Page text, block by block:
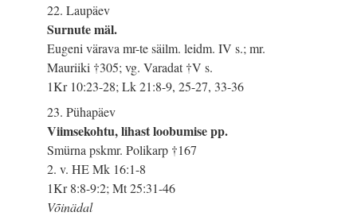
22. Laupäev
Surnute mäl.
Eugeni värava mr-te säilm. leidm. IV s.; mr.
Mauriiki †305; vg. Varadat †V s.
1Kr 10:23-28; Lk 21:8-9, 25-27, 33-36
23. Pühapäev
Viimsekohtu, lihast loobumise pp.
Smürna pskmr. Polikarp †167
2. v. HE Mk 16:1-8
1Kr 8:8-9:2; Mt 25:31-46
Võinädal